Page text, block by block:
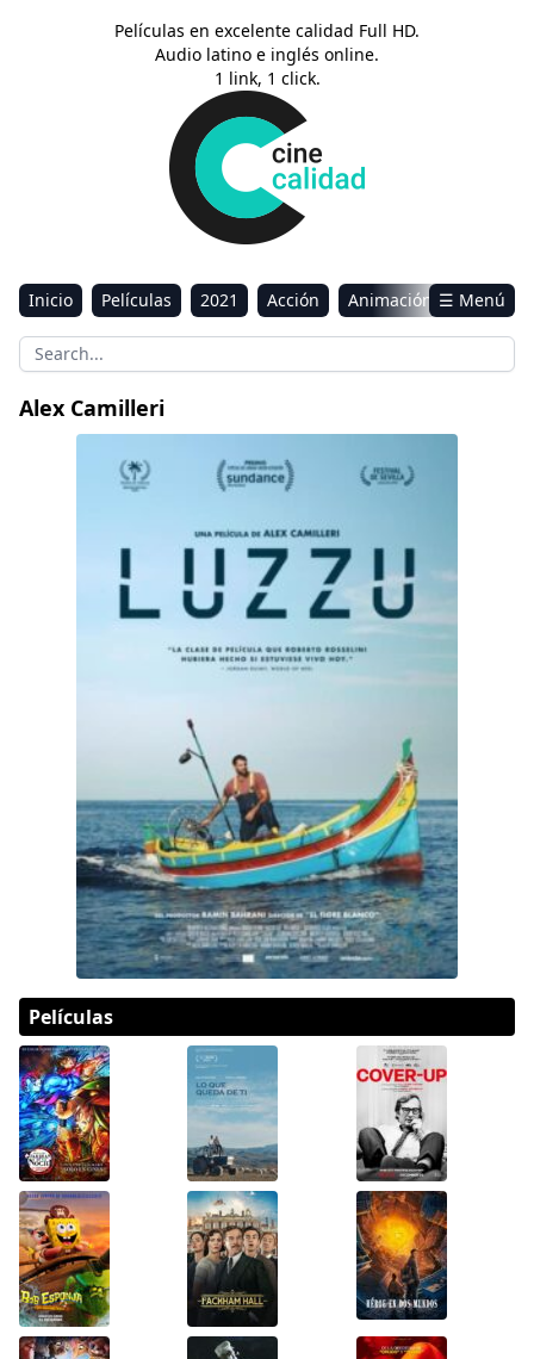
Películas en excelente calidad Full HD.
Audio latino e inglés online.
1 link, 1 click.
Inicio Películas 2021 Acción
Animación
Aventura
Ciencia ficción Comedia
Drama
Sci-Fi & Fantasy
☰ Menú
Alex Camilleri
Películas